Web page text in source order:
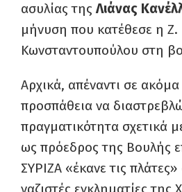
ασυλίας της Λιάνας
μήνυση που κατέθεσε η Ζ.
Κωνσταντουπούλου στη
Αρχικά, απέναντι σε
προσπάθεια να
πραγματικότητα σχετικά
ως πρόεδρος της Βουλής
ΣΥΡΙΖΑ «έκανε τις